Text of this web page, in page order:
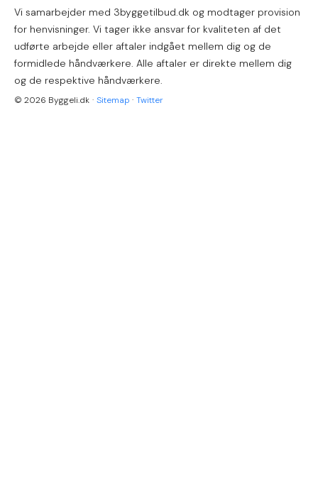
Vi samarbejder med 3byggetilbud.dk og modtager provision
for henvisninger. Vi tager ikke ansvar for kvaliteten af det
udførte arbejde eller aftaler indgået mellem dig og de
formidlede håndværkere. Alle aftaler er direkte mellem dig
og de respektive håndværkere.
© 2026 Byggeli.dk · Sitemap · Twitter